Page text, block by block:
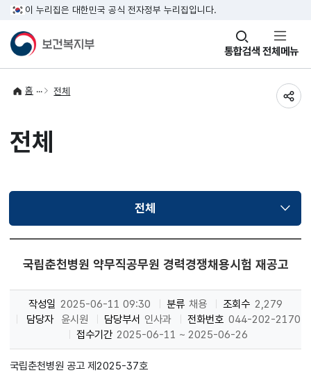
이 누리집은 대한민국 공식 전자정부 누리집입니다.
통합검색
창
열기 전체메뉴
홈 전체
전체
전체선택됨
국립춘천병원 약무직공무원 경력경쟁채용시험 재공고
작성일 2025-06-11 09:30 분류 채용 조회수 2,279
담당자
윤시원 담당부서 인사과 전화번호 044-202-2170
접수기간 2025-06-11 ~ 2025-06-26
국립춘천병원 공고 제2025-37호